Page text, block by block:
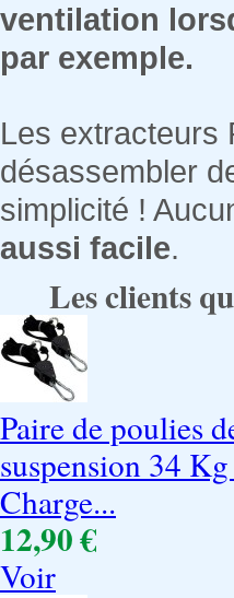
ventilation
par exemple.
Les extracteurs
désassembler
simplicité !
aussi facile.
Les clients
Paire de poulies
suspension 34
Charge...
12,90 €
Voir